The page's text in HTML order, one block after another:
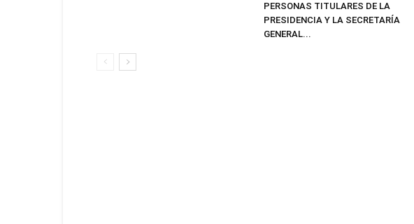
PERSONAS TITULARES DE LA
PRESIDENCIA Y LA SECRETARÍA
GENERAL...